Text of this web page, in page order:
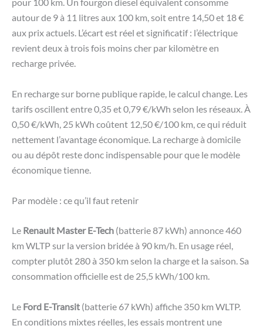
autour de 9 à 11 litres aux 100 km, soit entre 14,50 et 18 €
aux prix actuels. L’écart est réel et significatif : l’électrique
revient deux à trois fois moins cher par kilomètre en
recharge privée.
En recharge sur borne publique rapide, le calcul change. Les
tarifs oscillent entre 0,35 et 0,79 €/kWh selon les réseaux. À
0,50 €/kWh, 25 kWh coûtent 12,50 €/100 km, ce qui réduit
nettement l’avantage économique. La recharge à domicile
ou au dépôt reste donc indispensable pour que le modèle
économique tienne.
Par modèle : ce qu’il faut retenir
Le Renault Master E-Tech (batterie 87 kWh) annonce 460
km WLTP sur la version bridée à 90 km/h. En usage réel,
compter plutôt 280 à 350 km selon la charge et la saison. Sa
consommation officielle est de 25,5 kWh/100 km.
Le Ford E-Transit (batterie 67 kWh) affiche 350 km WLTP.
En conditions mixtes réelles, les essais montrent une